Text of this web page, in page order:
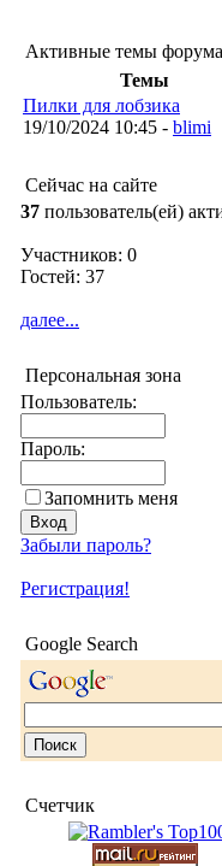
Активные темы форума
Темы
Пилки для лобзика
19/10/2024 10:45 - blimi
Сейчас на сайте
37 пользователь(ей)
Участников: 0
Гостей: 37
далее...
Персональная зона
Пользователь:
Пароль:
Запомнить меня
Забыли пароль?
Регистрация!
Google Search
Счетчик